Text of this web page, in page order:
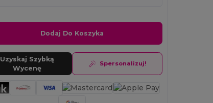
Dodaj Do Koszyka
Uzyskaj Szybką
Wycenę
Spersonalizuj!